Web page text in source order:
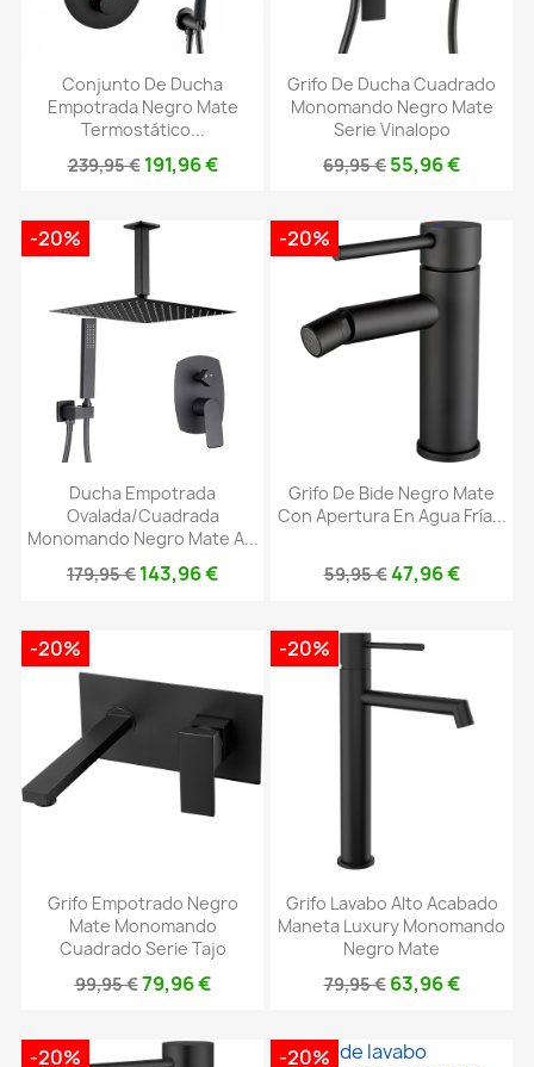
Conjunto De Ducha
Empotrada Negro Mate
Termostático...
239,95 € 191,96 €
Grifo De Ducha Cuadrado
Monomando Negro Mate
Serie Vinalopo
69,95 € 55,96 €
Ducha Empotrada
Ovalada/cuadrada
Monomando Negro Mate A...
179,95 € 143,96 €
-20%
Grifo De Bide Negro Mate
Con Apertura En Agua Fría...
59,95 €47,96 €
-20%
Grifo Empotrado Negro
Mate Monomando
Cuadrado Serie Tajo
99,95 €79,96 €
-20%
Grifo Lavabo Alto Acabado
Maneta Luxury Monomando
Negro Mate
79,95 € 63,96 €
-20%
-20% -20%